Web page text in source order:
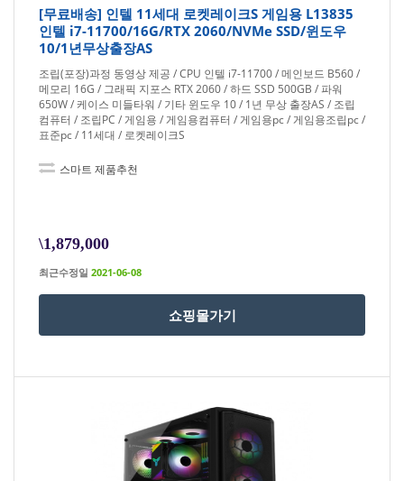
[무료배송] 인텔 11세대 로켓레이크S 게임용 L13835
인텔 i7-11700/16G/RTX 2060/NVMe SSD/윈도우
10/1년무상출장AS
조립(포장)과정 동영상 제공 / CPU 인텔 i7-11700 / 메인보드 B560 /
메모리 16G / 그래픽 지포스 RTX 2060 / 하드 SSD 500GB / 파워
650W / 케이스 미들타워 / 기타 윈도우 10 / 1년 무상 출장AS / 조립
컴퓨터 / 조립PC / 게임용 / 게임용컴퓨터 / 게임용pc / 게임용조립pc /
표준pc / 11세대 / 로켓레이크S
스마트 제품추천
\1,879,000
최근수정일 2021-06-08
쇼핑몰가기